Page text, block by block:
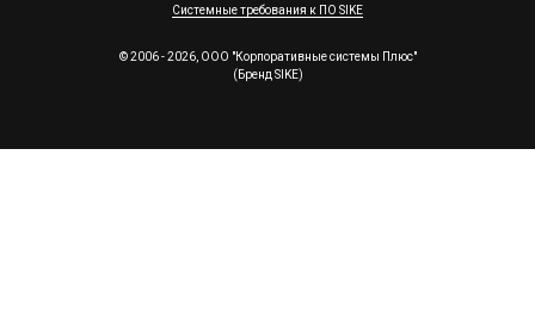
Системные требования к ПО SIKE
© 2006 - 2026, ООО "Корпоративные системы Плюс"
(Бренд SIKE)